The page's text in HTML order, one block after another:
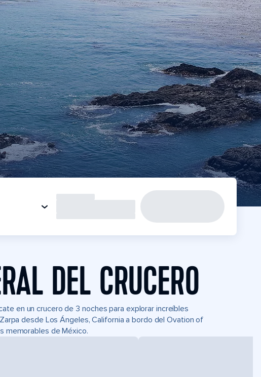
DEL CRUCERO
en un crucero de 3 noches para explorar increíbles
desde Los Ángeles, California a bordo del Ovation of
memorables de México.